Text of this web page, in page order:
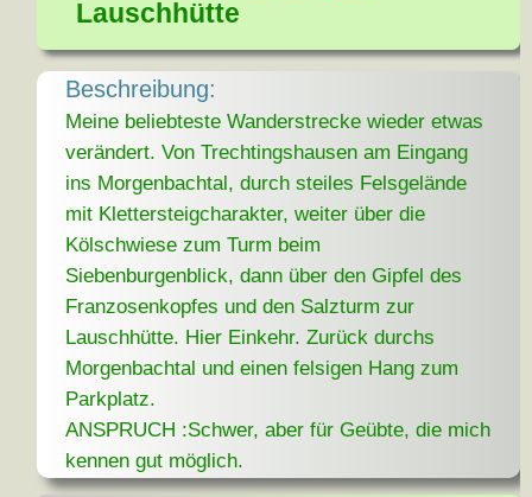
Lauschhütte
Beschreibung:
Meine beliebteste Wanderstrecke wieder etwas
verändert. Von Trechtingshausen am Eingang
ins Morgenbachtal, durch steiles Felsgelände
mit Klettersteigcharakter, weiter über die
Kölschwiese zum Turm beim
Siebenburgenblick, dann über den Gipfel des
Franzosenkopfes und den Salzturm zur
Lauschhütte. Hier Einkehr. Zurück durchs
Morgenbachtal und einen felsigen Hang zum
Parkplatz.
ANSPRUCH :Schwer, aber für Geübte, die mich
kennen gut möglich.